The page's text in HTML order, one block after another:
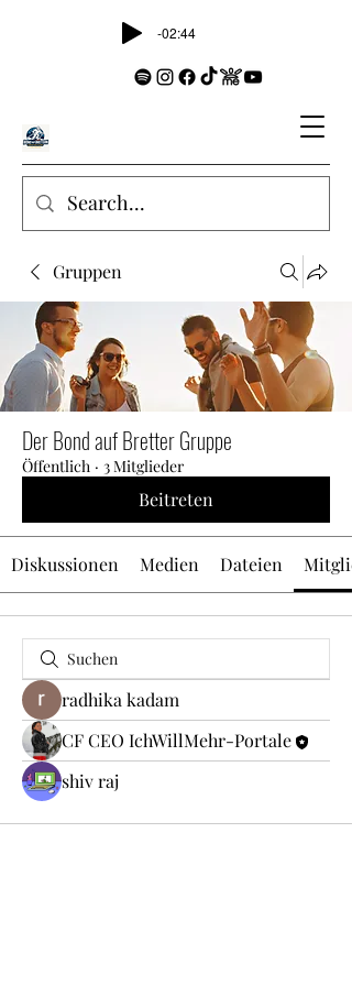
-02:44
Gruppen
Der Bond auf Bretter Gruppe
Öffentlich · 3 Mitglieder
Beitreten
Diskussionen Medien Dateien
radhika kadam
CF CEO IchWillMehr-Portale
shiv raj